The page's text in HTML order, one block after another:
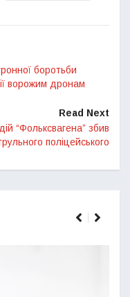
боротьби
ворожим дронам
Read Next
“Фольксвагена” збив
поліцейського